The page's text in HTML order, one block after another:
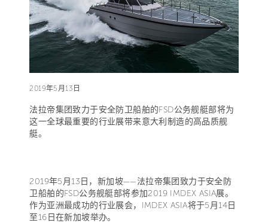
2019年5月13日
法拉帝集团致力于安全防卫船舶的FSD公务舰艇部将为
这一全球最重要的行业展带来意大利制造的高品质舰
艇。
2019年5月13日，新加坡——法拉帝集团致力于安全防
卫船舶的FSD公务舰艇部将参加2019 IMDEX ASIA展。
作为亚洲最成功的行业展会，IMDEX ASIA将于5月14日
至16日在新加坡举办。